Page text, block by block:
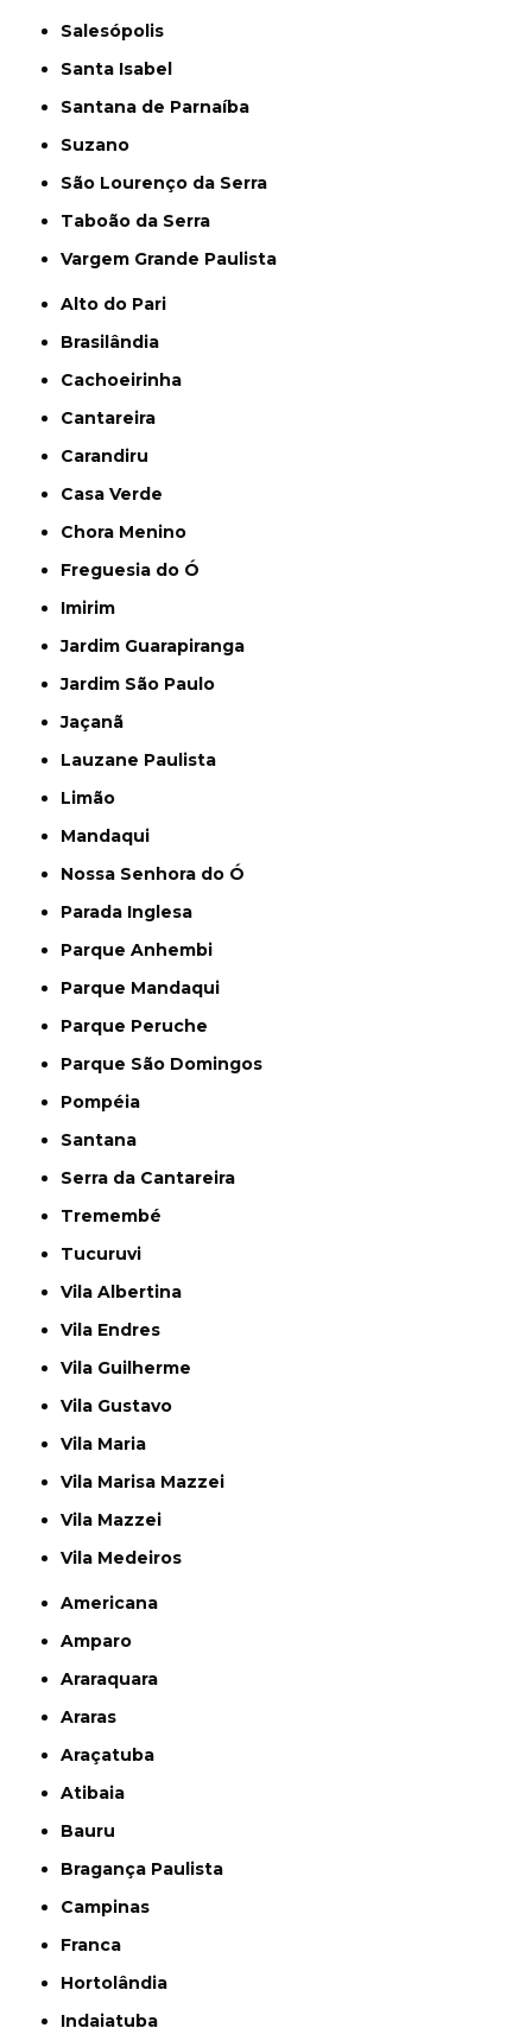
Salesópolis
Santa Isabel
Santana de Parnaíba
Suzano
São Lourenço da Serra
Taboão da Serra
Vargem Grande Paulista
Alto do Pari
Brasilândia
Cachoeirinha
Cantareira
Carandiru
Casa Verde
Chora Menino
Freguesia do Ó
Imirim
Jardim Guarapiranga
Jardim São Paulo
Jaçanã
Lauzane Paulista
Limão
Mandaqui
Nossa Senhora do Ó
Parada Inglesa
Parque Anhembi
Parque Mandaqui
Parque Peruche
Parque São Domingos
Pompéia
Santana
Serra da Cantareira
Tremembé
Tucuruvi
Vila Albertina
Vila Endres
Vila Guilherme
Vila Gustavo
Vila Maria
Vila Marisa Mazzei
Vila Mazzei
Vila Medeiros
Americana
Amparo
Araraquara
Araras
Araçatuba
Atibaia
Bauru
Bragança Paulista
Campinas
Franca
Hortolândia
Indaiatuba